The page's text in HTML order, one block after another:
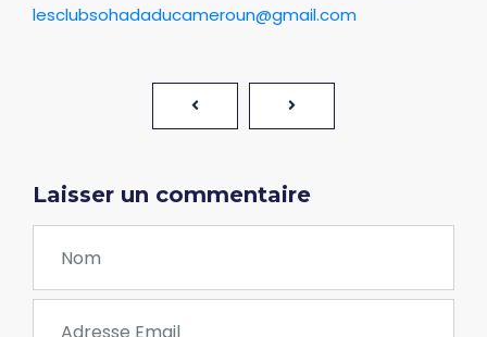
lesclubsohadaducameroun@gmail.com
Laisser un commentaire